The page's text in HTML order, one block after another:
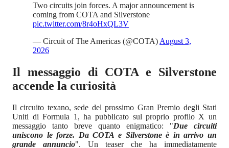
Two circuits join forces. A major announcement is
coming from COTA and Silverstone
pic.twitter.com/8r4oHxQL3V
— Circuit of The Americas (@COTA) August 3,
2026
Il messaggio di COTA e Silverstone
accende la curiosità
Il circuito texano, sede del prossimo Gran Premio degli Stati
Uniti di Formula 1, ha pubblicato sul proprio profilo X un
messaggio tanto breve quanto enigmatico: "Due circuiti
uniscono le forze. Da COTA e Silverstone è in arrivo un
grande annuncio". Un teaser che ha immediatamente